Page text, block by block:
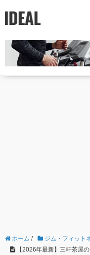
ホーム / ジム・フィット
【2026年最新】三軒茶屋